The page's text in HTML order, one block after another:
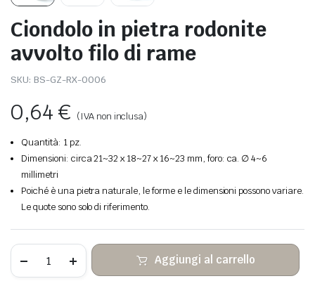
Ciondolo in pietra rodonite
avvolto filo di rame
SKU: BS-GZ-RX-0006
0,64€ (IVA non inclusa)
Quantità: 1 pz.
Dimensioni: circa 21~32 x 18~27 x 16~23 mm, foro: ca. ∅ 4~6
millimetri
Poiché è una pietra naturale, le forme e le dimensioni possono variare.
Le quote sono solo di riferimento.
pietra
Aggiungi al carrello